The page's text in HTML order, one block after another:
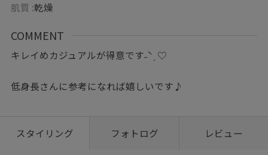
肌質 :乾燥
COMMENT
キレイめカジュアルが得意です˗ˋˏ ♡
低身長さんに参考になれば嬉しいです♪
スタイリング フォトログ レビュー